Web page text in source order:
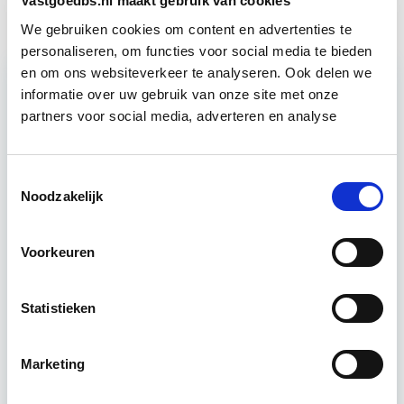
We gebruiken cookies om content en advertenties te
personaliseren, om functies voor social media te bieden
en om ons websiteverkeer te analyseren. Ook delen we
informatie over uw gebruik van onze site met onze
partners voor social media, adverteren en analyse
Noodzakelijk
Voorkeuren
Statistieken
Marketing
Relevant bij dit artikel
De belangrijkste onderwerpen en het
bedrijfsruimte komen aan bod. Het eigen maken
Utrecht